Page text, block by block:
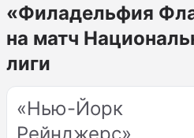
«Филадельфия
на матч
лиги
«Нью-Йорк